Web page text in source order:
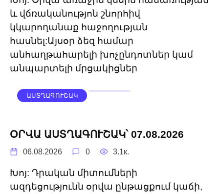
և վճռականությոն շնորհիվ
կկարողանաք հաջողության
հասնել:Այսօր ձեզ համար
անհաղթահարելի խոչընդոտներ կամ
անպարտելի մրցակիցներ
ԱՍՏՂԱԳՈՒՇԱԿ
ՕՐՎԱ ԱՍՏՂԱԳՈՒՇԱԿ՝ 07.08.2026
06.08.2026 0 3.1к.
Խոյ: Դրական միտումների
ազդեցությունն օրվա ընթացքում կաճի,